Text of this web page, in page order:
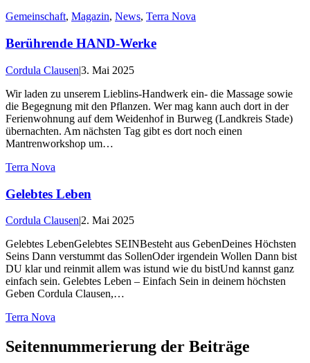
Gemeinschaft, Magazin, News, Terra Nova
Berührende HAND-Werke
Cordula Clausen|3. Mai 2025
Wir laden zu unserem Lieblins-Handwerk ein- die Massage sowie
die Begegnung mit den Pflanzen. Wer mag kann auch dort in der
Ferienwohnung auf dem Weidenhof in Burweg (Landkreis Stade)
übernachten. Am nächsten Tag gibt es dort noch einen
Mantrenworkshop um…
Terra Nova
Gelebtes Leben
Cordula Clausen|2. Mai 2025
Gelebtes LebenGelebtes SEINBesteht aus GebenDeines Höchsten
Seins Dann verstummt das SollenOder irgendein Wollen Dann bist
DU klar und reinmit allem was istund wie du bistUnd kannst ganz
einfach sein. Gelebtes Leben – Einfach Sein in deinem höchsten
Geben Cordula Clausen,…
Terra Nova
Seitennummerierung der Beiträge